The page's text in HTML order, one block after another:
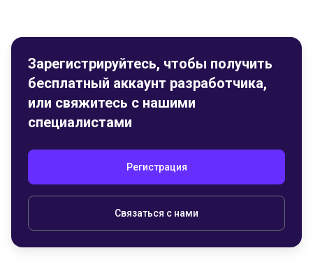
Зарегистрируйтесь, чтобы получить
бесплатный аккаунт разработчика,
или свяжитесь с нашими
специалистами
Регистрация
Связаться с нами